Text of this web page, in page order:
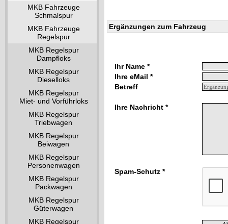
MKB Fahrzeuge
Schmalspur
MKB Fahrzeuge
Regelspur
MKB Regelspur
Dampfloks
MKB Regelspur
Dieselloks
MKB Regelspur
Miet- und Vorführloks
MKB Regelspur
Triebwagen
MKB Regelspur
Beiwagen
MKB Regelspur
Personenwagen
MKB Regelspur
Packwagen
MKB Regelspur
Güterwagen
MKB Regelspur
Ergänzungen zum Fahrzeug
Ihr Name *
Ihre eMail *
Betreff
Ihre Nachricht *
Spam-Schutz *